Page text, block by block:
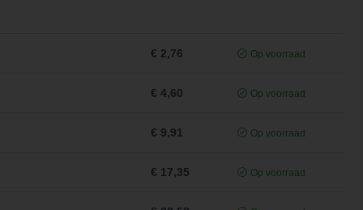
€ 2,76 Op voorraad
€ 4,60 Op voorraad
€ 9,91 Op voorraad
€ 17,35 Op voorraad